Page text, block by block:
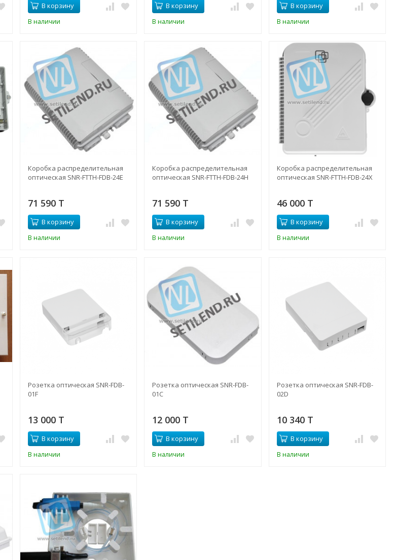
В корзину
В наличии
В корзину
В наличии
В корзину
В наличии
Коробка распределительная
оптическая SNR-FTTH-FDB-24E
71 590 T
В корзину
В наличии
Коробка распределительная
оптическая SNR-FTTH-FDB-24H
71 590 T
В корзину
В наличии
Коробка распределительная
оптическая SNR-FTTH-FDB-24X
46 000 T
В корзину
В наличии
Розетка оптическая SNR-FDB-
01F
13 000 T
В корзину
В наличии
Розетка оптическая SNR-FDB-
01С
12 000 T
В корзину
В наличии
Розетка оптическая SNR-FDB-
02D
10 340 T
В корзину
В наличии